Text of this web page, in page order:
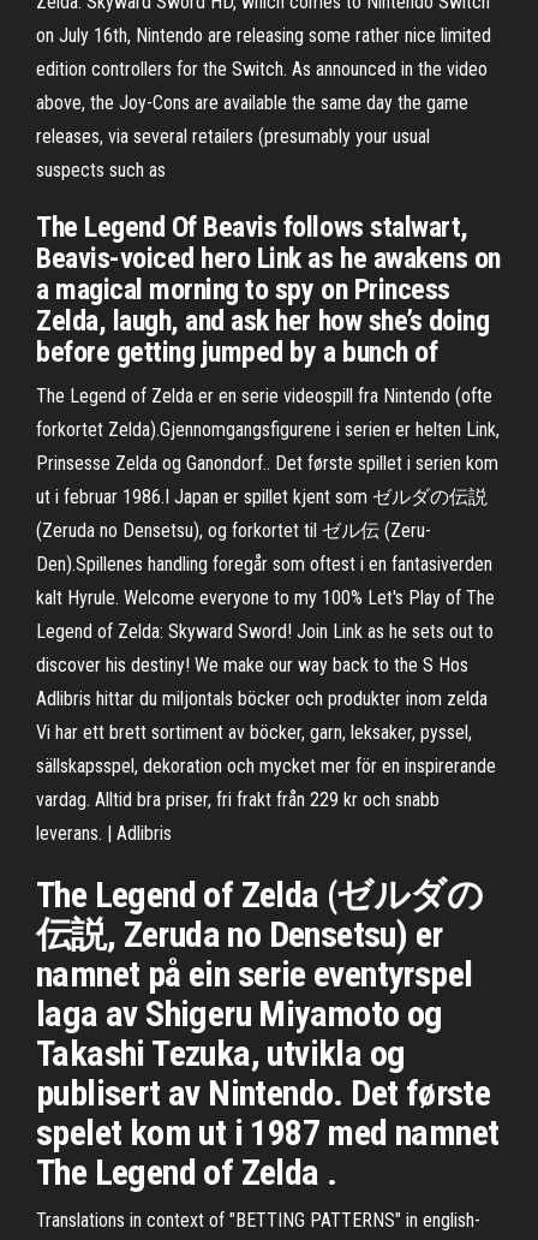
on July 16th, Nintendo are releasing some rather nice limited
edition controllers for the Switch. As announced in the video
above, the Joy-Cons are available the same day the game
releases, via several retailers (presumably your usual
suspects such as
The Legend Of Beavis follows stalwart,
Beavis-voiced hero Link as he awakens on
a magical morning to spy on Princess
Zelda, laugh, and ask her how she’s doing
before getting jumped by a bunch of
The Legend of Zelda er en serie videospill fra Nintendo (ofte
forkortet Zelda).Gjennomgangsfigurene i serien er helten Link,
Prinsesse Zelda og Ganondorf.. Det første spillet i serien kom
ut i februar 1986.I Japan er spillet kjent som ゼルダの伝説
(Zeruda no Densetsu), og forkortet til ゼル伝 (Zeru-
Den).Spillenes handling foregår som oftest i en fantasiverden
kalt Hyrule. Welcome everyone to my 100% Let's Play of The
Legend of Zelda: Skyward Sword! Join Link as he sets out to
discover his destiny! We make our way back to the S Hos
Adlibris hittar du miljontals böcker och produkter inom zelda
Vi har ett brett sortiment av böcker, garn, leksaker, pyssel,
sällskapsspel, dekoration och mycket mer för en inspirerande
vardag. Alltid bra priser, fri frakt från 229 kr och snabb
leverans. | Adlibris
The Legend of Zelda (ゼルダの
伝説, Zeruda no Densetsu) er
namnet på ein serie eventyrspel
laga av Shigeru Miyamoto og
Takashi Tezuka, utvikla og
publisert av Nintendo. Det første
spelet kom ut i 1987 med namnet
The Legend of Zelda .
Translations in context of "BETTING PATTERNS" in english-